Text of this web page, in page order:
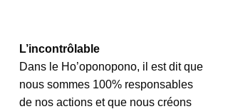
L’incontrôlable
Dans le Ho’oponopono, il est dit que
nous sommes 100% responsables
de nos actions et que nous créons